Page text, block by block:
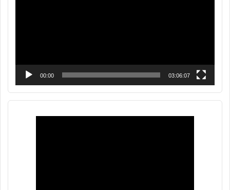
00:00 03:06:07